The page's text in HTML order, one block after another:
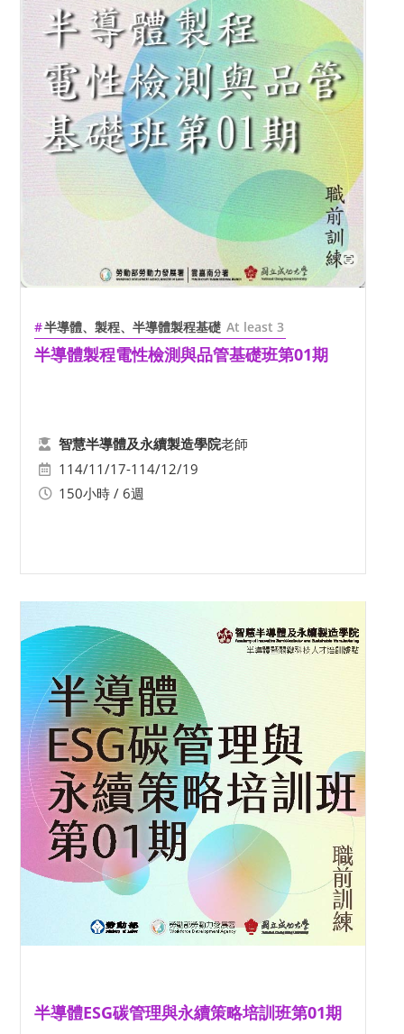
半導體、製程、半導體製程基礎 At least 3
半導體製程電性檢測與品管基礎班第01期
智慧半導體及永續製造學院老師
114/11/17-114/12/19
150小時 / 6週
半導體ESG碳管理與永續策略培訓班第01期